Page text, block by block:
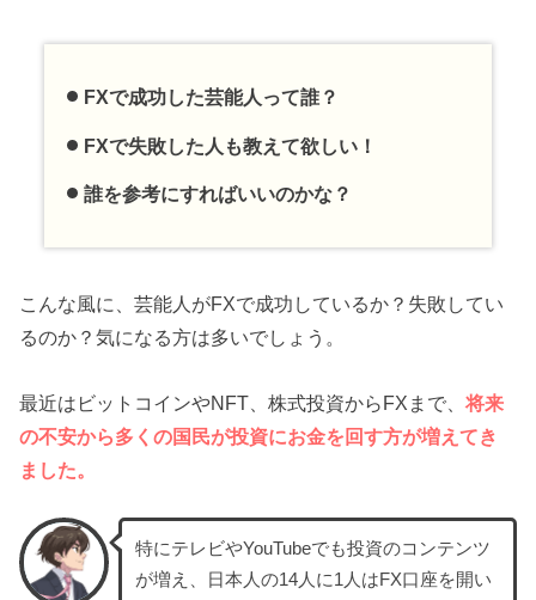
FXで成功した芸能人って誰？
FXで失敗した人も教えて欲しい！
誰を参考にすればいいのかな？
こんな風に、芸能人がFXで成功しているか？失敗してい
るのか？気になる方は多いでしょう。
最近はビットコインやNFT、株式投資からFXまで、将来
の不安から多くの国民が投資にお金を回す方が増えてき
ました。
特にテレビやYouTubeでも投資のコンテンツ
が増え、日本人の14人に1人はFX口座を開い